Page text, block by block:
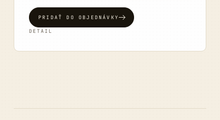
PRIDAŤ DO OBJEDNÁVKY
DETAIL